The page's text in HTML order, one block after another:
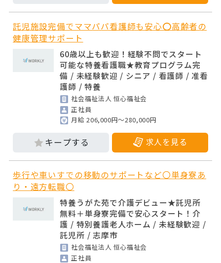
託児施設完備でママパパ看護師も安心⭕高齢者の
健康管理サポート
60歳以上も歓迎！経験不問でスタート
可能な特養看護職★教育プログラム完
備 / 未経験歓迎 / シニア / 看護師 / 准看
護師 / 特養
社会福祉法人 恒心福祉会
正社員
月給 206,000円～280,000円
求人を見る
歩行や車いすでの移動のサポートなど〇単身寮あ
り・遠方転職〇
特養うがた苑で介護デビュー★託児所
無料＋単身寮完備で安心スタート！介
護 / 特別養護老人ホーム / 未経験歓迎 /
託児所 / 志摩市
社会福祉法人 恒心福祉会
正社員